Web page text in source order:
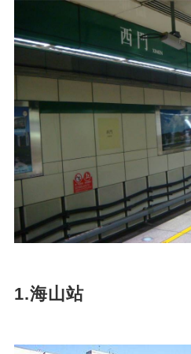
1.海山站